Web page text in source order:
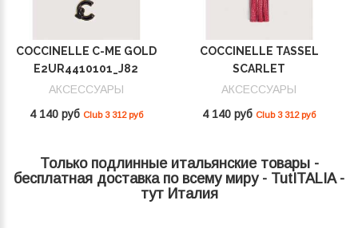
COCCINELLE C-ME GOLD
E2UR4410101_J82
АКСЕССУАРЫ
4 140 руб Club 3 312 руб
COCCINELLE TASSEL
SCARLET
E2MU0410101_R02
АКСЕССУАРЫ
4 140 руб Club 3 312 руб
Только подлинные итальянские товары -
бесплатная доставка по всему миру - TutITALIA -
тут Италия